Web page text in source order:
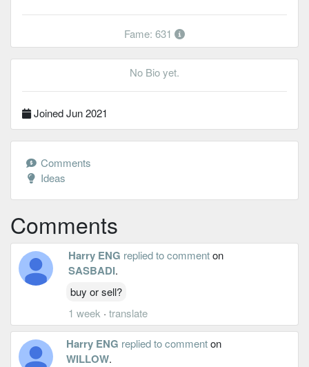
Fame: 631
No Bio yet.
Joined Jun 2021
Comments
Ideas
Comments
Harry ENG replied to commenton
SASBADI.
buy or sell?
1 week ·translate
Harry ENG replied to commenton
WILLOW.